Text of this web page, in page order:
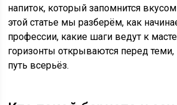
напиток, который запомнится
этой статье мы разберём, как
профессии, какие шаги ведут к
горизонты открываются перед теми,
путь всерьёз.